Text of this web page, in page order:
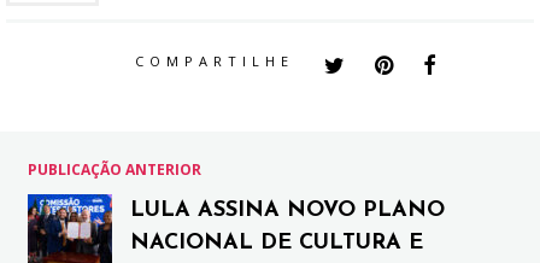
COMPARTILHE
PUBLICAÇÃO ANTERIOR
LULA ASSINA NOVO PLANO
NACIONAL DE CULTURA E